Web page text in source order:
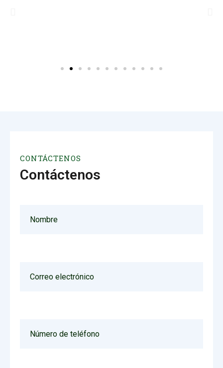
CONTÁCTENOS
Contáctenos